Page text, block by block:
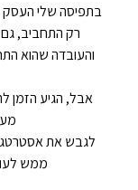
בתפיסה שלי העסק
רק התחביב,
והעובדה שהוא
אבל, הגיע הזמן
לגבש את
ממש